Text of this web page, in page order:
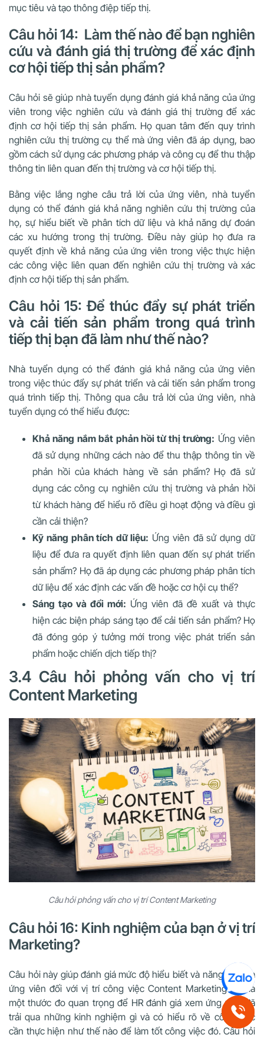
mục tiêu và tạo thông điệp tiếp thị.
Câu hỏi 14: Làm thế nào để bạn nghiên
cứu và đánh giá thị trường để xác định
cơ hội tiếp thị sản phẩm?
Câu hỏi sẽ giúp nhà tuyển dụng đánh giá khả năng của ứng
viên trong việc nghiên cứu và đánh giá thị trường để xác
định cơ hội tiếp thị sản phẩm. Họ quan tâm đến quy trình
nghiên cứu thị trường cụ thể mà ứng viên đã áp dụng, bao
gồm cách sử dụng các phương pháp và công cụ để thu thập
thông tin liên quan đến thị trường và cơ hội tiếp thị.
Bằng việc lắng nghe câu trả lời của ứng viên, nhà tuyển
dụng có thể đánh giá khả năng nghiên cứu thị trường của
họ, sự hiểu biết về phân tích dữ liệu và khả năng dự đoán
các xu hướng trong thị trường. Điều này giúp họ đưa ra
quyết định về khả năng của ứng viên trong việc thực hiện
các công việc liên quan đến nghiên cứu thị trường và xác
định cơ hội tiếp thị sản phẩm.
Câu hỏi 15: Để thúc đẩy sự phát triển
và cải tiến sản phẩm trong quá trình
tiếp thị bạn đã làm như thế nào?
Nhà tuyển dụng có thể đánh giá khả năng của ứng viên
trong việc thúc đẩy sự phát triển và cải tiến sản phẩm trong
quá trình tiếp thị. Thông qua câu trả lời của ứng viên, nhà
tuyển dụng có thể hiểu được:
Khả năng nắm bắt phản hồi từ thị trường: Ứng viên
đã sử dụng những cách nào để thu thập thông tin về
phản hồi của khách hàng về sản phẩm? Họ đã sử
dụng các công cụ nghiên cứu thị trường và phản hồi
từ khách hàng để hiểu rõ điều gì hoạt động và điều gì
cần cải thiện?
Kỹ năng phân tích dữ liệu: Ứng viên đã sử dụng dữ
liệu để đưa ra quyết định liên quan đến sự phát triển
sản phẩm? Họ đã áp dụng các phương pháp phân tích
dữ liệu để xác định các vấn đề hoặc cơ hội cụ thể?
Sáng tạo và đổi mới: Ứng viên đã đề xuất và thực
hiện các biện pháp sáng tạo để cải tiến sản phẩm? Họ
đã đóng góp ý tưởng mới trong việc phát triển sản
phẩm hoặc chiến dịch tiếp thị?
3.4 Câu hỏi phỏng vấn cho vị trí
Content Marketing
Câu hỏi phỏng vấn cho vị trí Content Marketing
Câu hỏi 16: Kinh nghiệm của bạn ở vị trí
Marketing?
Câu hỏi này giúp đánh giá mức độ hiểu biết và năng lực của
ứng viên đối với vị trí công việc Content Marketing. Nó là
một thước đo quan trọng để HR đánh giá xem ứng viên đã
trải qua những kinh nghiệm gì và có hiểu rõ về công việc
cần thực hiện như thế nào để làm tốt công việc đó. Câu hỏi